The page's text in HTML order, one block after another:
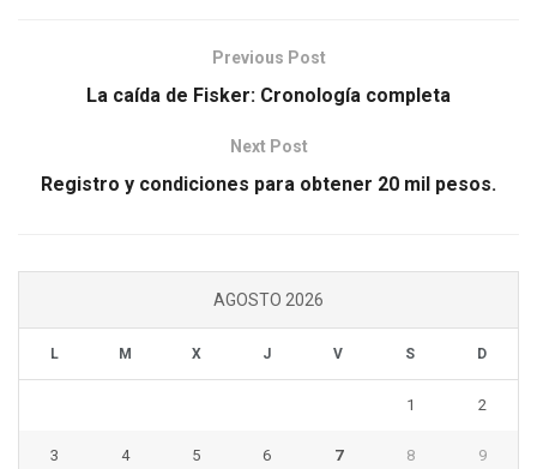
Previous Post
La caída de Fisker: Cronología completa
Next Post
Registro y condiciones para obtener 20 mil pesos.
AGOSTO 2026
L M X J V S D
1 2
3 4 5 6 7 8 9